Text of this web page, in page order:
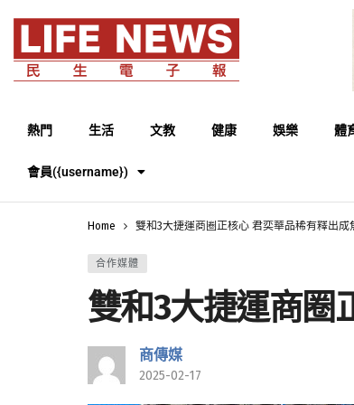
熱門 生活 文教 健康 娛樂 體
會員({username})
Home 雙和3大捷運商圈正核心 君奕華品稀有釋出成
合作媒體
雙和3大捷運商圈
商傳媒
2025-02-17